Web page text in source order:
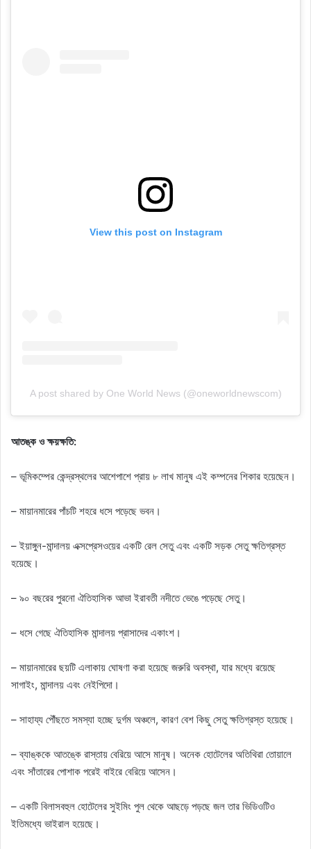
View this post on Instagram
A post shared by One World News (@oneworldnewscom)
আতঙ্ক ও ক্ষয়ক্ষতি:
– ভূমিকম্পের কেন্দ্রস্থলের আশেপাশে প্রায় ৮ লাখ মানুষ এই কম্পনের শিকার হয়েছেন।
– মায়ানমারের পাঁচটি শহরে ধসে পড়েছে ভবন।
– ইয়াঙ্গুন-মান্দালয় এক্সপ্রেসওয়ের একটি রেল সেতু এবং একটি সড়ক সেতু ক্ষতিগ্রস্ত
হয়েছে।
– ৯০ বছরের পুরনো ঐতিহাসিক আভা ইরাবতী নদীতে ভেঙে পড়েছে সেতু।
– ধসে গেছে ঐতিহাসিক মান্দালয় প্রাসাদের একাংশ।
– মায়ানমারের ছয়টি এলাকায় ঘোষণা করা হয়েছে জরুরি অবস্থা, যার মধ্যে রয়েছে
সাগাইং, মান্দালয় এবং নেইপিদো।
– সাহায্য পৌঁছতে সমস্যা হচ্ছে দুর্গম অঞ্চলে, কারণ বেশ কিছু সেতু ক্ষতিগ্রস্ত হয়েছে।
– ব্যাঙ্ককে আতঙ্কে রাস্তায় বেরিয়ে আসে মানুষ। অনেক হোটেলের অতিথিরা তোয়ালে
এবং সাঁতারের পোশাক পরেই বাইরে বেরিয়ে আসেন।
– একটি বিলাসবহুল হোটেলের সুইমিং পুল থেকে আছড়ে পড়ছে জল তার ভিডিওটিও
ইতিমধ্যে ভাইরাল হয়েছে।